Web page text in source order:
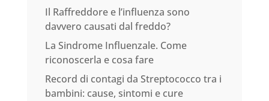
Il Raffreddore e l’influenza sono
davvero causati dal freddo?
La Sindrome Influenzale. Come
riconoscerla e cosa fare
Record di contagi da Streptococco tra i
bambini: cause, sintomi e cure